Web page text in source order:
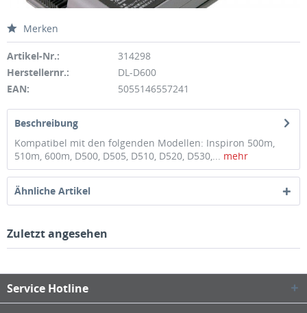
Merken
Artikel-Nr.:
314298
Herstellernr.:
DL-D600
EAN:
5055146557241
Beschreibung
Kompatibel mit den folgenden Modellen: Inspiron 500m,
510m, 600m, D500, D505, D510, D520, D530,... mehr
Ähnliche Artikel
Zuletzt angesehen
Service Hotline